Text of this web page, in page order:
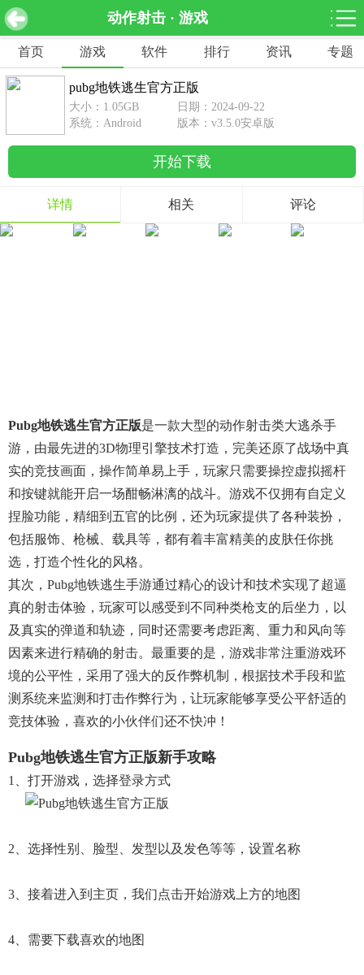
动作射击 · 游戏
网游分类 软件分类
休闲益智
462款游戏
赛车竞速
122款游戏
1642款游戏
动作射击
351款游戏
69款游戏
经营养成
冒险解谜
首页 游戏 软件 排行 资讯 专题
pubg地铁逃生官方正版 v3.5.0安卓版 下载
pubg地铁逃生官方正版
大小：1.05GB
日期：2024-09-22
系统：Android
版本：v3.5.0安卓版
开始下载
详情 相关 评论
Pubg地铁逃生官方正版是一款大型的动作射击类大逃杀手
游，由最先进的3D物理引擎技术打造，完美还原了战场中真
实的竞技画面，操作简单易上手，玩家只需要操控虚拟摇杆
和按键就能开启一场酣畅淋漓的战斗。游戏不仅拥有自定义
捏脸功能，精细到五官的比例，还为玩家提供了各种装扮，
包括服饰、枪械、载具等，都有着丰富精美的皮肤任你挑
选，打造个性化的风格。
其次，pubg地铁逃生手游通过精心的设计和技术实现了超逼
真的射击体验，玩家可以感受到不同种类枪支的后坐力，以
及真实的弹道和轨迹，同时还需要考虑距离、重力和风向等
因素来进行精确的射击。最重要的是，游戏非常注重游戏环
境的公平性，采用了强大的反作弊机制，根据技术手段和监
测系统来监测和打击作弊行为，让玩家能够享受公平舒适的
竞技体验，喜欢的小伙伴们还不快冲！
Pubg地铁逃生官方正版新手攻略
1、打开游戏，选择登录方式
2、选择性别、脸型、发型以及发色等等，设置名称
3、接着进入到主页，我们点击开始游戏上方的地图
4、需要下载喜欢的地图